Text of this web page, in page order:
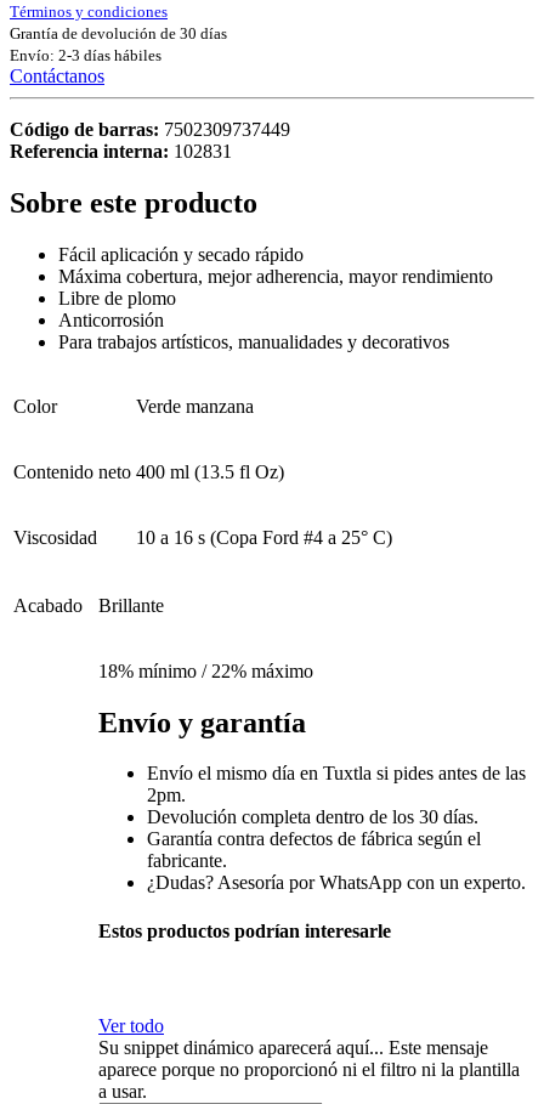
Términos y condiciones
Grantía de devolución de 30 días
Envío: 2-3 días hábiles
Contáctanos
Código de barras: 7502309737449
Referencia interna: 102831
Sobre este producto
Fácil aplicación y secado rápido
Máxima cobertura, mejor adherencia, mayor rendimiento
Libre de plomo
Anticorrosión
Para trabajos artísticos, manualidades y decorativos
Color Verde manzana
Contenido neto 400 ml (13.5 fl Oz)
Viscosidad 10 a 16 s (Copa Ford #4 a 25° C)
Acabado Brillante
18% mínimo / 22% máximo
Envío y garantía
Envío el mismo día en Tuxtla si pides antes de las
2pm.
Devolución completa dentro de los 30 días.
Garantía contra defectos de fábrica según el
fabricante.
¿Dudas? Asesoría por WhatsApp con un experto.
Estos productos podrían interesarle
Ver todo
Su snippet dinámico aparecerá aquí... Este mensaje
aparece porque no proporcionó ni el filtro ni la plantilla
a usar.